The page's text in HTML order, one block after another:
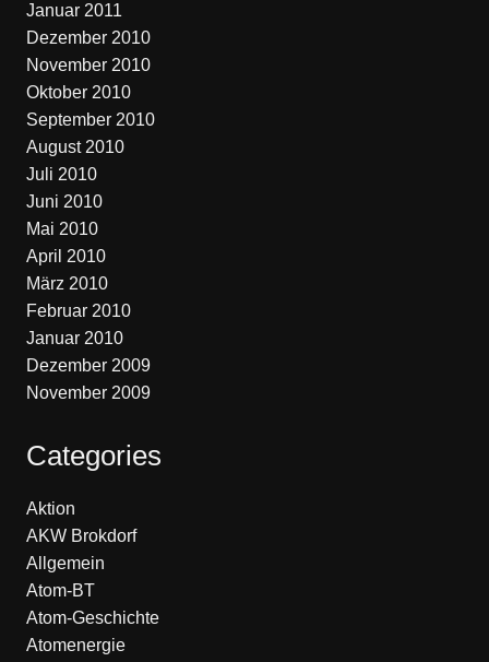
Januar 2011
Dezember 2010
November 2010
Oktober 2010
September 2010
August 2010
Juli 2010
Juni 2010
Mai 2010
April 2010
März 2010
Februar 2010
Januar 2010
Dezember 2009
November 2009
Categories
Aktion
AKW Brokdorf
Allgemein
Atom-BT
Atom-Geschichte
Atomenergie